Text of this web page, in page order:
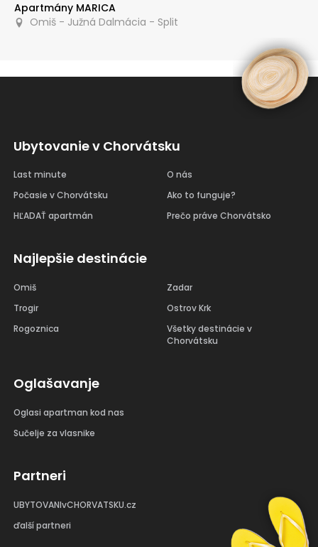
Apartmány MARICA
Omiš - Južná Dalmácia - Split
Ubytovanie v Chorvátsku
Last minute
Počasie v Chorvátsku
HĽADAŤ apartmán
O nás
Ako to funguje?
Prečo práve Chorvátsko
Najlepšie destinácie
Omiš
Trogir
Rogoznica
Zadar
Ostrov Krk
Všetky destinácie v
Chorvátsku
Oglašavanje
Oglasi apartman kod nas
Sučelje za vlasnike
Partneri
UBYTOVANIvCHORVATSKU.cz
ďalší partneri